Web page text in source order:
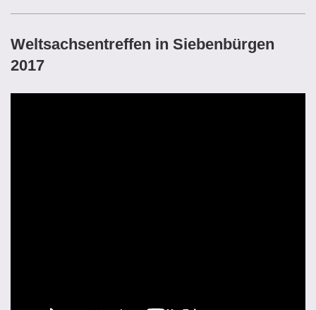
Weltsachsentreffen in Siebenbürgen
2017